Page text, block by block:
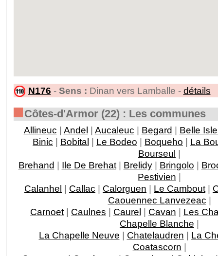
N176 - Sens : Dinan vers Lamballe - détails
Côtes-d'Armor (22) : Les communes
Allineuc | Andel | Aucaleuc | Begard | Belle
Binic | Bobital | Le Bodeo | Boqueho | La
Bourseul |
Brehand | Ile De Brehat| Brelidy| Bringolo |
Pestivien |
Calanhel | Callac | Calorguen | Le Cambout |
Caouennec Lanvezeac |
Carnoet | Caulnes | Caurel | Cavan | Les
Chapelle Blanche |
La Chapelle Neuve | Chatelaudren | La
Coatascorn |